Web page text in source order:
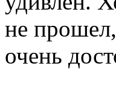
не
очень